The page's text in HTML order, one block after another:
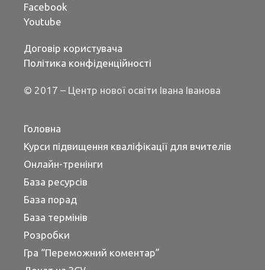
Facebook
Youtube
Договір користувача
Політика конфіденційності
© 2017 – Центр нової освіти Івана Іванова
Головна
Курси підвищення кваліфікації для вчителів
Онлайн-тренінги
База ресурсів
База порад
База термінів
Розробки
Гра “Переможний коментар”